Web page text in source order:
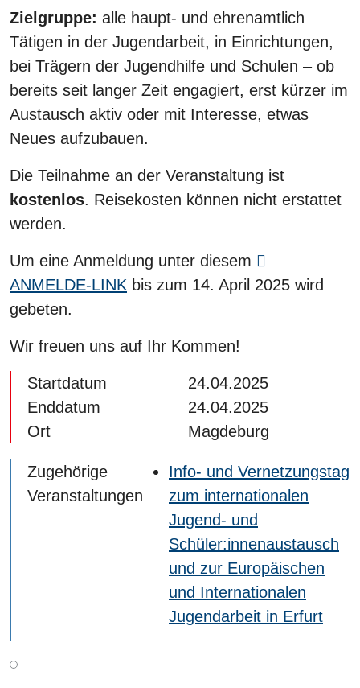
Zielgruppe: alle haupt- und ehrenamtlich
Tätigen in der Jugendarbeit, in Einrichtungen,
bei Trägern der Jugendhilfe und Schulen – ob
bereits seit langer Zeit engagiert, erst kürzer im
Austausch aktiv oder mit Interesse, etwas
Neues aufzubauen.
Die Teilnahme an der Veranstaltung ist
kostenlos. Reisekosten können nicht erstattet
werden.
Um eine Anmeldung unter diesem
ANMELDE-LINK bis zum 14. April 2025 wird
gebeten.
Wir freuen uns auf Ihr Kommen!
Startdatum
24.04.2025
Enddatum
24.04.2025
Ort
Magdeburg
Zugehörige
Veranstaltungen
Info- und Vernetzungstag
zum internationalen
Jugend- und
Schüler:innenaustausch
und zur Europäischen
und Internationalen
Jugendarbeit in Erfurt